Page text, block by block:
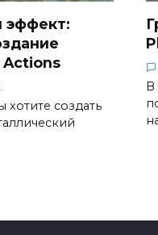
эффект:
Actions
хотите создать
В